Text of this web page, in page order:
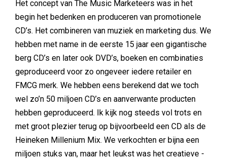
Het concept van The Music Marketeers was in het
begin het bedenken en produceren van promotionele
CD’s. Het combineren van muziek en marketing dus. We
hebben met name in de eerste 15 jaar een gigantische
berg CD’s en later ook DVD’s, boeken en combinaties
geproduceerd voor zo ongeveer iedere retailer en
FMCG merk. We hebben eens berekend dat we toch
wel zo’n 50 miljoen CD’s en aanverwante producten
hebben geproduceerd. Ik kijk nog steeds vol trots en
met groot plezier terug op bijvoorbeeld een CD als de
Heineken Millenium Mix. We verkochten er bijna een
miljoen stuks van, maar het leukst was het creatieve -